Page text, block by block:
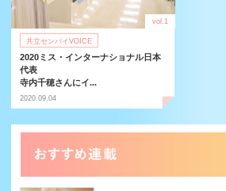
vol.1
共立センパイVOICE
2020ミス・インターナショナル日本
代表
寺内千穂さんにイ...
2020.09.04